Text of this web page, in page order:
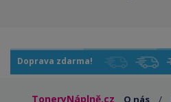
Doprava zdarma!
ToneryNáplně.cz O nás /